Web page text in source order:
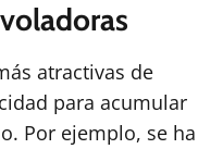
atractivas de
para acumular
Por ejemplo, se ha